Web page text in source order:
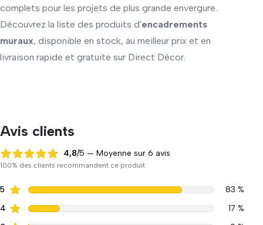
complets pour les projets de plus grande envergure.
Découvrez la liste des produits d'encadrements
muraux, disponible en stock, au meilleur prix et en
livraison rapide et gratuite sur Direct Décor.
Avis clients
4,8 sur 5
4,8/5 — Moyenne sur 6 avis
100% des clients recommandent ce produit
5
83 %
4
17 %